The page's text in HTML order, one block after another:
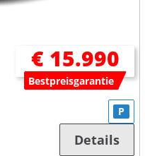
€ 15.990
Bestpreisgarantie
P
Details